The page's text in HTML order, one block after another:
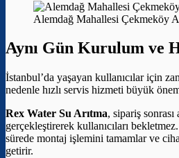
Alemdağ Mahallesi Çekmeköy
Aynı Gün Kurulum ve
İstanbul’da yaşayan kullanıcılar için
nedenle hızlı servis hizmeti büyük
Rex Water Su Arıtma, sipariş
gerçekleştirerek kullanıcıları
sürede montaj işlemini tamamlar ve
getirir.